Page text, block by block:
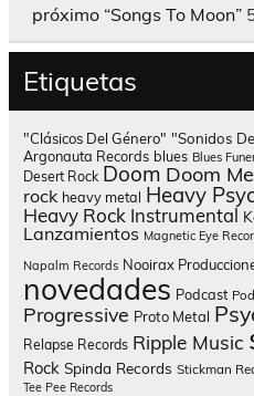
próximo “Songs To Moon”
Etiquetas
"Clásicos Del Género" "Sonidos
Argonauta Records blues Blues
Desert Rock Doom Doom
rock heavy metal Heavy
Heavy Rock Instrumental
Lanzamientos Magnetic Eye
Napalm Records Nooirax
novedades Podcast
Progressive Proto Metal
Relapse Records Ripple Music
Rock Spinda Records Stickman
Tee Pee Records